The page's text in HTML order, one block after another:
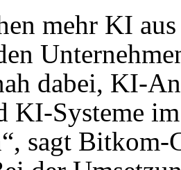
mehr KI
dabei, KI-
KI-Systeme
sagt Bitkom-